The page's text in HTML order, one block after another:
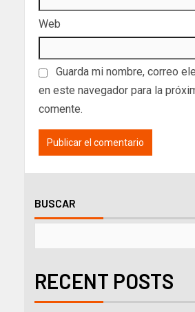
Web
Guarda mi nombre, correo
en este navegador para la
comente.
BUSCAR
RECENT POSTS